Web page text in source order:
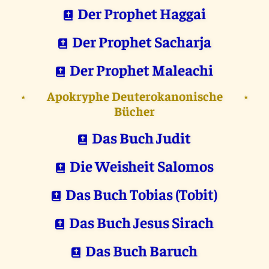
Der Prophet Haggai
Der Prophet Sacharja
Der Prophet Maleachi
⋆
Apokryphe Deuterokanonische
Bücher
⋆
Das Buch Judit
Die Weisheit Salomos
Das Buch Tobias (Tobit)
Das Buch Jesus Sirach
Das Buch Baruch